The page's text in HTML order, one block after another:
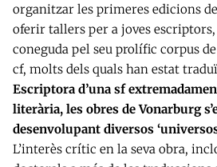
organitzar les primeres edicions
oferir tallers per a joves escriptors,
coneguda pel seu prolífic corpus
cf, molts dels quals han estat
Escriptora d’una sf
literària, les obres de Vonarburg
desenvolupant diversos
L’interès crític en la seva obra,